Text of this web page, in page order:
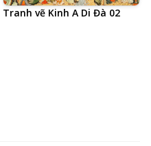
Tranh vẽ Kinh A Di Đà 02